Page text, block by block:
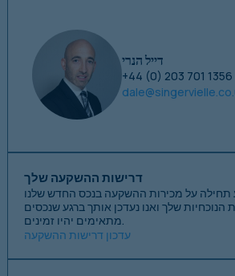
דייל הנרי
+44 (0) 203 701 1356
דרישות ההשקעה שלך
הנוכחיות שלך ואנו נעדכן אותך ברגע שנכסים
מתאימים יהיו זמינים.
עדכון דרישות ההשקעה